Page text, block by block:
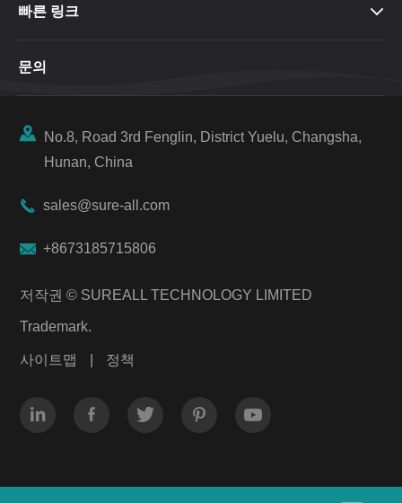
빠른 링크 
문의

No.8, Road 3rd Fenglin, District Yuelu, Changsha,
Hunan, China
 sales@sure-all.com
 +8673185715806
저작권 © SUREALL TECHNOLOGY LIMITED
Trademark.
사이트맵 정책
    